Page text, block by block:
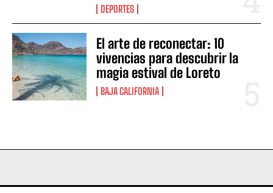
DEPORTES
El arte de reconectar: 10
vivencias para descubrir la
magia estival de Loreto
BAJA CALIFORNIA